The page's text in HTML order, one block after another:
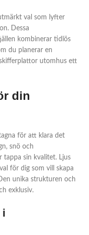
val som lyfter
Dessa
kombinerar tidlös
du planerar en
utomhus ett
din
för att klara det
snö och
tappa sin kvalitet. Ljus
för dig som vill skapa
unika strukturen och
exklusiv.
i